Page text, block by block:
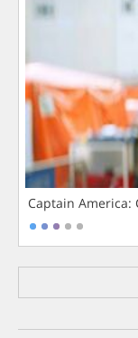
Captain America: